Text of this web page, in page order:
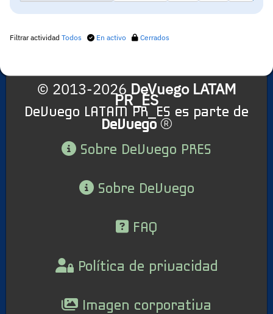
Filtrar actividad Todos En activo Cerrados
© 2013-2026 DeVuego LATAM
PR_ES
DeVuego LATAM PR_ES es parte de
DeVuego
Sobre DeVuego PRES
Sobre DeVuego
FAQ
Política de privacidad
Imagen corporativa